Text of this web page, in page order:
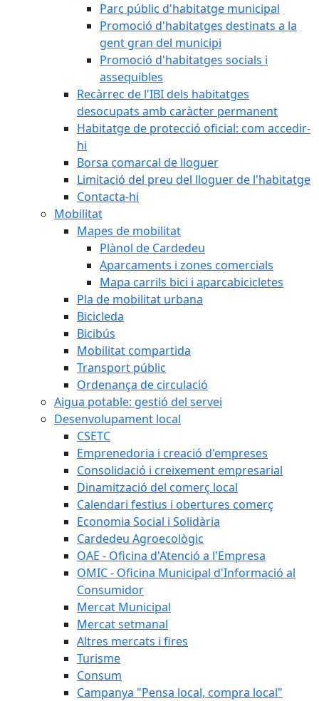
Parc públic d'habitatge municipal
Promoció d'habitatges destinats a la
gent gran del municipi
Promoció d'habitatges socials i
assequibles
Recàrrec de l'IBI dels habitatges
desocupats amb caràcter permanent
Habitatge de protecció oficial: com accedir-
hi
Borsa comarcal de lloguer
Limitació del preu del lloguer de l'habitatge
Contacta-hi
Mobilitat
Mapes de mobilitat
Plànol de Cardedeu
Aparcaments i zones comercials
Mapa carrils bici i aparcabicicletes
Pla de mobilitat urbana
Bicicleda
Bicibús
Mobilitat compartida
Transport públic
Ordenança de circulació
Aigua potable: gestió del servei
Desenvolupament local
CSETC
Emprenedoria i creació d'empreses
Consolidació i creixement empresarial
Dinamització del comerç local
Calendari festius i obertures comerç
Economia Social i Solidària
Cardedeu Agroecològic
OAE - Oficina d'Atenció a l'Empresa
OMIC - Oficina Municipal d'Informació al
Consumidor
Mercat Municipal
Mercat setmanal
Altres mercats i fires
Turisme
Consum
Campanya "Pensa local, compra local"